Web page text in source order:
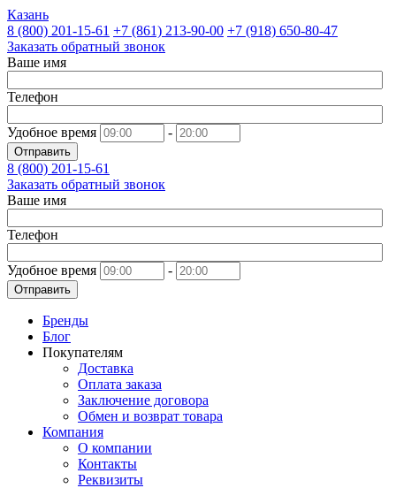
Казань
8 (800) 201-15-61 +7 (861) 213-90-00 +7 (918) 650-80-47
Заказать обратный звонок
Ваше имя
Телефон
Удобное время -
Отправить
8 (800) 201-15-61
Заказать обратный звонок
Ваше имя
Телефон
Удобное время -
Отправить
Бренды
Блог
Покупателям
Доставка
Оплата заказа
Заключение договора
Обмен и возврат товара
Компания
О компании
Контакты
Реквизиты